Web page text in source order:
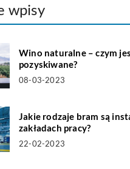
wpisy
Wino naturalne – czym
pozyskiwane?
08-03-2023
Jakie rodzaje bram są
zakładach pracy?
22-02-2023